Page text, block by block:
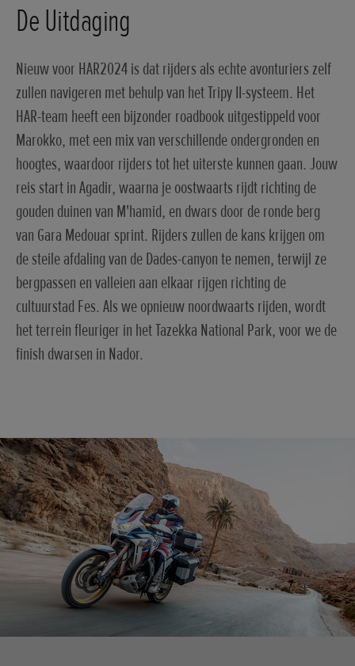
De Uitdaging
Nieuw voor HAR2024 is dat rijders als echte avonturiers zelf
zullen navigeren met behulp van het Tripy II-systeem. Het
HAR-team heeft een bijzonder roadbook uitgestippeld voor
Marokko, met een mix van verschillende ondergronden en
hoogtes, waardoor rijders tot het uiterste kunnen gaan. Jouw
reis start in Agadir, waarna je oostwaarts rijdt richting de
gouden duinen van M'hamid, en dwars door de ronde berg
van Gara Medouar sprint. Rijders zullen de kans krijgen om
de steile afdaling van de Dades-canyon te nemen, terwijl ze
bergpassen en valleien aan elkaar rijgen richting de
cultuurstad Fes. Als we opnieuw noordwaarts rijden, wordt
het terrein fleuriger in het Tazekka National Park, voor we de
finish dwarsen in Nador.